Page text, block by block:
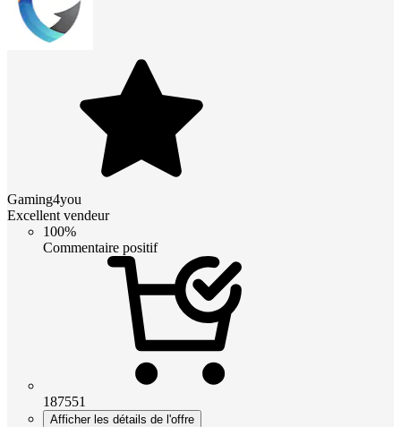
Gaming4you
Excellent vendeur
100%
Commentaire positif
187551
Afficher les détails de l'offre